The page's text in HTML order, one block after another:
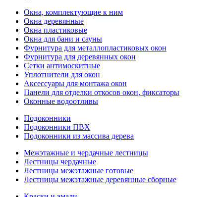
Окна, комплектующие к ним
Окна деревянные
Окна пластиковые
Окна для бани и сауны
Фурнитура для металлопластиковых окон
Фурнитура для деревянных окон
Сетки антимоскитные
Уплотнители для окон
Аксессуары для монтажа окон
Панели для отделки откосов окон, фиксаторы
Оконные водоотливы
Подоконники
Подоконники ПВХ
Подоконники из массива дерева
Межэтажные и чердачные лестницы
Лестницы чердачные
Лестницы межэтажные готовые
Лестницы межэтажные деревянные сборные